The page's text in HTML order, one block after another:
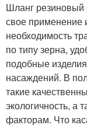
Шланг
свое применение
необходимость
по типу зерна,
подобные
насаждений. В
такие
экологичность, а
факторам. Что